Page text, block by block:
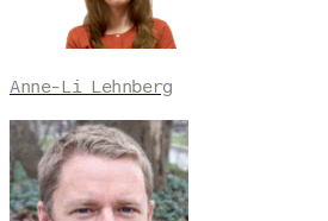
Anne-Li Lehnberg